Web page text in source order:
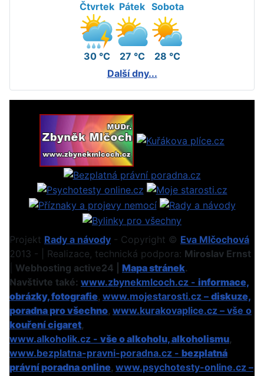
Čtvrtek
30 °C
Pátek
27 °C
Sobota
28 °C
Další dny...
Projekt Rady a návody - Copyright © Eva Mlčochová
2013 - | Realizace, technická podpora: Miroslav Ernst
Webhosting active24 | Mapa stránek.
Navštivte také: www.zbynekmlcoch.cz - informace,
obrázky, fotografie, www.mojestarosti.cz – diskuze,
poradna pro všechno, www.kurakovaplice.cz – vše o
kouření cigaret,
www.alkoholik.cz - vše o alkoholu, alkoholismu,
www.bezplatna-pravni-poradna.cz - bezplatná
právní poradna online, www.psychotesty-online.cz –